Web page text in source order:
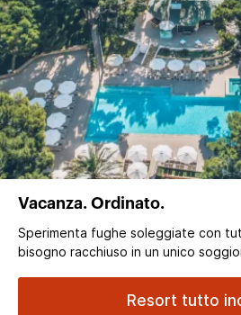
Vacanza. Ordinato.
Sperimenta fughe soleggiate con
bisogno racchiuso in un unico
Resort tutto